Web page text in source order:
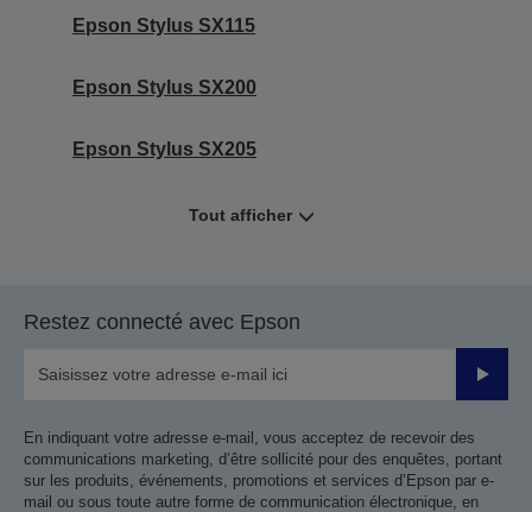
Epson Stylus SX115
Epson Stylus SX200
Epson Stylus SX205
Tout afficher
Restez connecté avec Epson
Valider
En indiquant votre adresse e-mail, vous acceptez de recevoir des
communications marketing, d’être sollicité pour des enquêtes, portant
sur les produits, événements, promotions et services d’Epson par e-
mail ou sous toute autre forme de communication électronique, en